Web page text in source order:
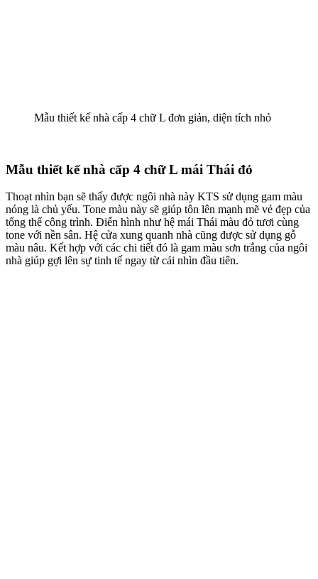
Mẫu thiết kế nhà cấp 4 chữ L đơn giản, diện tích nhỏ
Mẫu thiết kế nhà cấp 4 chữ L mái Thái đỏ
Thoạt nhìn bạn sẽ thấy được ngôi nhà này KTS sử dụng gam màu
nóng là chủ yếu. Tone màu này sẽ giúp tôn lên mạnh mẽ vẻ đẹp của
tổng thể công trình. Điển hình như hệ mái Thái màu đỏ tươi cùng
tone với nền sân. Hệ cửa xung quanh nhà cũng được sử dụng gỗ
màu nâu. Kết hợp với các chi tiết đó là gam màu sơn trắng của ngôi
nhà giúp gợi lên sự tinh tế ngay từ cái nhìn đầu tiên.